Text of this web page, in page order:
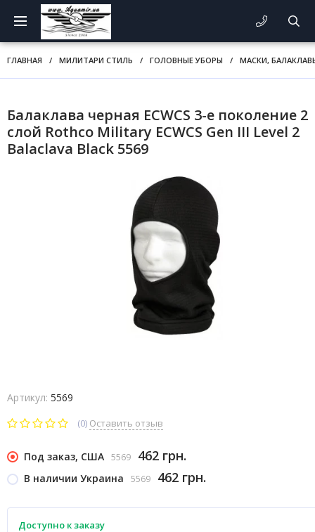
ГЛАВНАЯ / МИЛИТАРИ СТИЛЬ / ГОЛОВНЫЕ УБОРЫ / МАСКИ,
Балаклава черная ECWCS 3-е поколение 2
слой Rothco Military ECWCS Gen III Level 2
Balaclava Black 5569
Артикул: 5569
(0) Оставить отзыв
Под заказ, США 5569 462 грн.
В наличии Украина 5569 462 грн.
Доступно к заказу